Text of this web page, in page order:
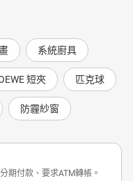
系統廚具
短夾 匹克球
防霾紗窗
期付款、要求ATM轉帳。